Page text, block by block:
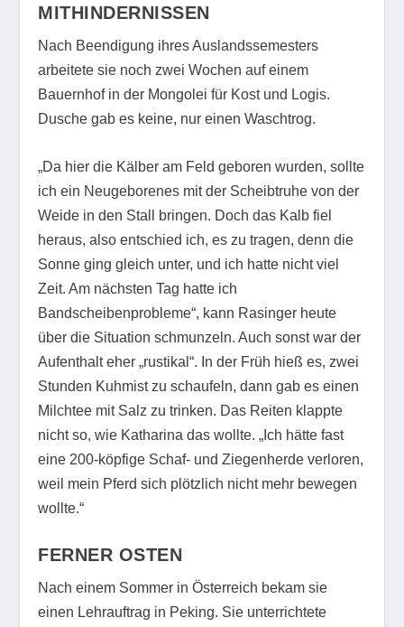
MITHINDERNISSEN
Nach Beendigung ihres Auslandssemesters
arbeitete sie noch zwei Wochen auf einem
Bauernhof in der Mongolei für Kost und Logis.
Dusche gab es keine, nur einen Waschtrog.
„Da hier die Kälber am Feld geboren wurden, sollte
ich ein Neugeborenes mit der Scheibtruhe von der
Weide in den Stall bringen. Doch das Kalb fiel
heraus, also entschied ich, es zu tragen, denn die
Sonne ging gleich unter, und ich hatte nicht viel
Zeit. Am nächsten Tag hatte ich
Bandscheibenprobleme“, kann Rasinger heute
über die Situation schmunzeln. Auch sonst war der
Aufenthalt eher „rustikal“. In der Früh hieß es, zwei
Stunden Kuhmist zu schaufeln, dann gab es einen
Milchtee mit Salz zu trinken. Das Reiten klappte
nicht so, wie Katharina das wollte. „Ich hätte fast
eine 200-köpfige Schaf- und Ziegenherde verloren,
weil mein Pferd sich plötzlich nicht mehr bewegen
wollte.“
FERNER OSTEN
Nach einem Sommer in Österreich bekam sie
einen Lehrauftrag in Peking. Sie unterrichtete